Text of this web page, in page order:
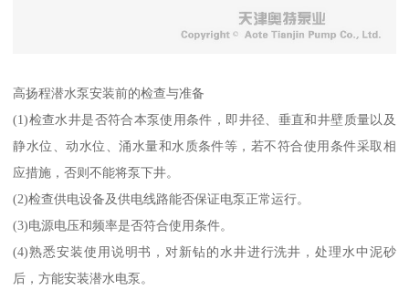
高扬程潜水泵安装前的检查与准备
(1)检查水井是否符合本泵使用条件，即井径、垂直和井壁质量以及
静水位、动水位、涌水量和水质条件等，若不符合使用条件采取相
应措施，否则不能将泵下井。
(2)检查供电设备及供电线路能否保证电泵正常运行。
(3)电源电压和频率是否符合使用条件。
(4)熟悉安装使用说明书，对新钻的水井进行洗井，处理水中泥砂
后，方能安装潜水电泵。